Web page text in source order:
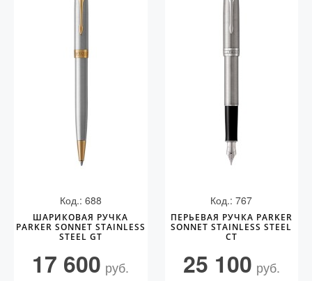
Код.: 688
ШАРИКОВАЯ РУЧКА
PARKER SONNET STAINLESS
STEEL GT
17 600 руб.
Код.: 767
ПЕРЬЕВАЯ РУЧКА PARKER
SONNET STAINLESS STEEL
CT
25 100 руб.